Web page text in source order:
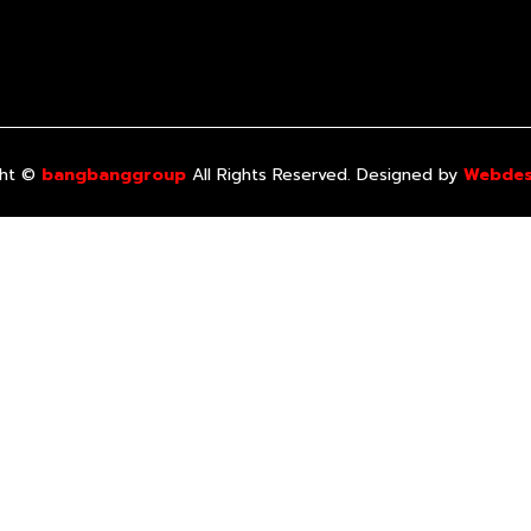
© bangbanggroup All Rights Reserved. Designed by